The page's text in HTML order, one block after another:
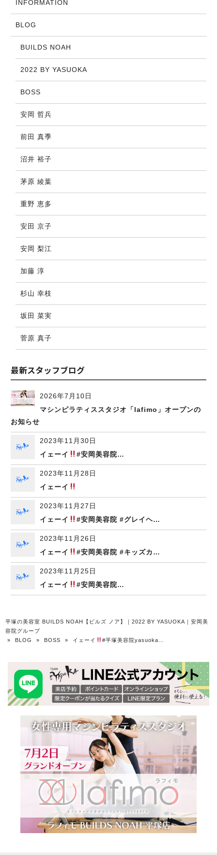
INFORMATION
BLOG
BUILDS NOAH
2022 BY YASUOKA
BOSS
安岡 哲兵
前田 真季
沼井 裕子
茅原 綾葉
重野 恵多
安田 京子
安岡 梨江
加藤 淳
杉山 幸枝
坂田 菜実
菅原 真子
最新スタッフブログ
2026年7月10日
マシンピラティススタジオ「lafimo」オープンの
お知らせ
2023年11月30日
イェーイ
#安岡美容院…
2023年11月28日
イェーイ
2023年11月27日
イェーイ
#安岡美容院 #グレイヘ…
2023年11月26日
イェーイ
#安岡美容院 #キッズカ…
2023年11月25日
イェーイ
#安岡美容院…
平塚の美容室 BUILDS NOAH【ビルズ ノア】｜2022 BY YASUOKA｜安岡美
容院グループ
»
BLOG » BOSS » イェーイ #平塚美容院yasuoka…